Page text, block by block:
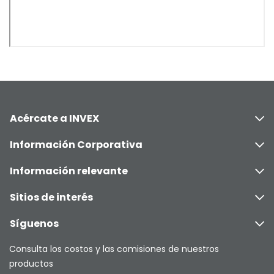
Acércate a INVEX
Información Corporativa
Información relevante
Sitios de interés
Síguenos
Consulta los costos y las comisiones de nuestros
productos